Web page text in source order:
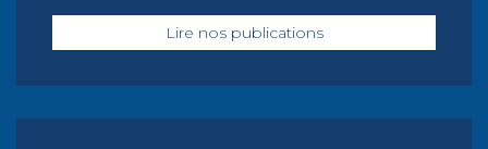
Lire nos publications